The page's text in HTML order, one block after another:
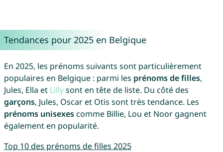
Tendances pour 2025 en Belgique
En 2025, les prénoms suivants sont particulièrement
populaires en Belgique : parmi les prénoms de filles,
Jules, Ella et Lillysont en tête de liste. Du côté des
garçons, Jules, Oscar et Otis sont très tendance. Les
prénoms unisexescomme Billie, Lou et Noor gagnent
également en popularité.
Top 10 des prénoms de filles 2025